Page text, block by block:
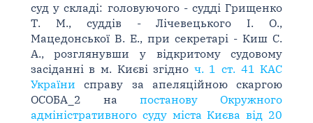
суд у складі: головуючого - судді Грищенко
Т. М., суддів - Лічевецького І. О.,
Мацедонської В. Е., при секретарі - Киш С.
А., розглянувши у відкритому судовому
засіданні в м. Києві згідно ч. 1 ст. 41 КАС
України справу за апеляційною скаргою
ОСОБА_2 напостанову Окружного
адміністративного суду міста Києва від 20